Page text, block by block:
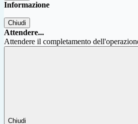
Informazione
Chiudi
Attendere...
Attendere il completamento
Chiudi